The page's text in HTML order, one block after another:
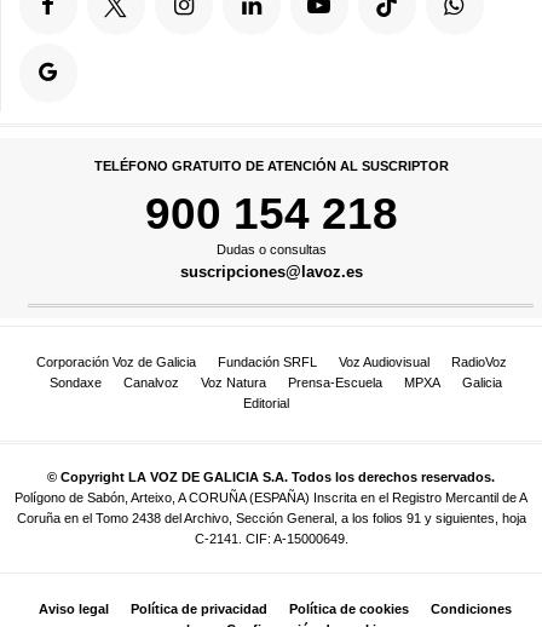
TELÉFONO GRATUITO DE ATENCIÓN AL SUSCRIPTOR
900 154 218
Dudas o consultas
suscripciones@lavoz.es
Corporación Voz de Galicia Fundación SRFL Voz Audiovisual
RadioVoz
Sondaxe
Canalvoz Voz Natura Prensa-Escuela MPXA
Galicia
Editorial
© Copyright LA VOZ DE GALICIA S.A. Todos los derechos reservados.
Polígono de Sabón, Arteixo, A CORUÑA (ESPAÑA) Inscrita en el Registro Mercantil de A
Coruña en el Tomo 2438 del Archivo, Sección General, a los folios 91 y siguientes, hoja
C-2141. CIF: A-15000649.
Aviso legal Política de privacidad Política de cookies
Condiciones